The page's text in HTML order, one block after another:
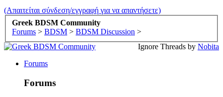
(Απαιτείται σύνδεση/εγγραφή για να απαντήσετε)
Greek BDSM Community
Forums > BDSM > BDSM Discussion >
Ignore Threads by Nobita
Forums
Forums